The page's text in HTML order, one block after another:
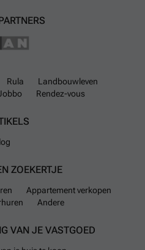
Rula
Landbouwleven
Rendez-vous
ZOEKERTJE
Appartement verkopen
Andere
VAN JE VASTGOED